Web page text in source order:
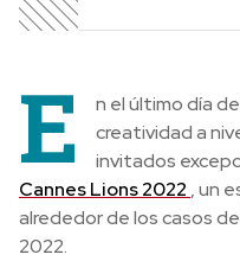
E
n el último día
creatividad a
invitados
Cannes Lions 2022 , un
alrededor de los casos
2022.